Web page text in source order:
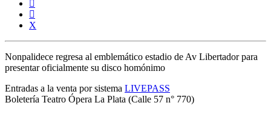
Nonpalidece regresa al emblemático estadio de Av Libertador para
presentar oficialmente su disco homónimo
Entradas a la venta por sistema LIVEPASS
Boletería Teatro Ópera La Plata (Calle 57 n° 770)